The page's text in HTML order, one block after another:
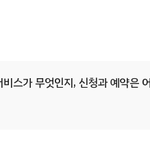
스가 무엇인지, 신청과 예약은